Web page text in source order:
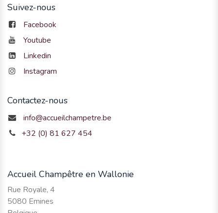
Suivez-nous
Facebook
Youtube
Linkedin
Instagram
Contactez-nous
info@accueilchampetre.be
+32 (0) 81 627 454
Accueil Champêtre en Wallonie
Rue Royale, 4
5080 Emines